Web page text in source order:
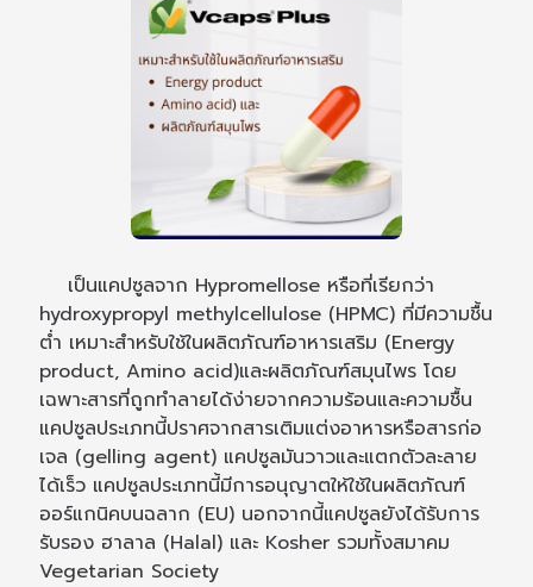
เป็นแคปซูลจาก Hypromellose หรือที่เรียกว่า
hydroxypropyl methylcellulose (HPMC) ที่มีความชื้น
ต่ำ เหมาะสำหรับใช้ในผลิตภัณฑ์อาหารเสริม (Energy
product, Amino acid)และผลิตภัณฑ์สมุนไพร โดย
เฉพาะสารที่ถูกทำลายได้ง่ายจากความร้อนและความชื้น
แคปซูลประเภทนี้ปราศจากสารเติมแต่งอาหารหรือสารก่อ
เจล (gelling agent) แคปซูลมันวาวและแตกตัวละลาย
ได้เร็ว แคปซูลประเภทนี้มีการอนุญาตให้ใช้ในผลิตภัณฑ์
ออร์แกนิคบนฉลาก (EU) นอกจากนี้แคปซูลยังได้รับการ
รับรอง ฮาลาล (Halal) และ Kosher รวมทั้งสมาคม
Vegetarian Society